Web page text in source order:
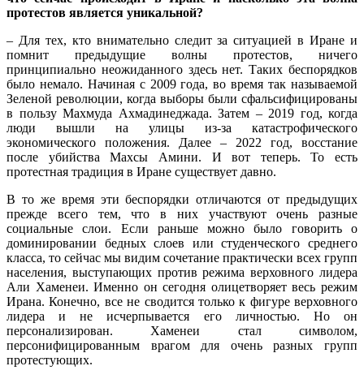
протестов является уникальной?
– Для тех, кто внимательно следит за ситуацией в Иране и
помнит предыдущие волны протестов, ничего
принципиально неожиданного здесь нет. Таких беспорядков
было немало. Начиная с 2009 года, во время так называемой
Зеленой революции, когда выборы были сфальсифицированы
в пользу Махмуда Ахмадинеджада. Затем – 2019 год, когда
люди вышли на улицы из-за катастрофического
экономического положения. Далее – 2022 год, восстание
после убийства Махсы Амини. И вот теперь. То есть
протестная традиция в Иране существует давно.
В то же время эти беспорядки отличаются от предыдущих
прежде всего тем, что в них участвуют очень разные
социальные слои. Если раньше можно было говорить о
доминировании бедных слоев или студенческого среднего
класса, то сейчас мы видим сочетание практически всех групп
населения, выступающих против режима верховного лидера
Али Хаменеи. Именно он сегодня олицетворяет весь режим
Ирана. Конечно, все не сводится только к фигуре верховного
лидера и не исчерпывается его личностью. Но он
персонализирован. Хаменеи стал символом,
персонифицированным врагом для очень разных групп
протестующих.